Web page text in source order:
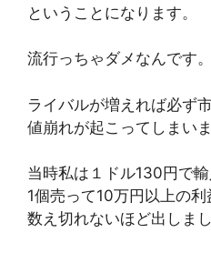
ということになります。
流行っちゃダメなんです。
ライバルが増えれば必ず
値崩れが起こってしまいま
当時私は１ドル130円で
1個売って10万円以上の利
数え切れないほど出しまし